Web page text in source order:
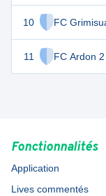
10 FC
11 FC Ardon 2
Fonctionnalités
Application
Lives commentés